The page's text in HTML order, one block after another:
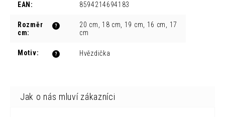
EAN : 8594214694183
?
Rozměr
cm:
20 cm, 18 cm, 19 cm, 16 cm, 17
cm
?
Motiv: Hvězdička